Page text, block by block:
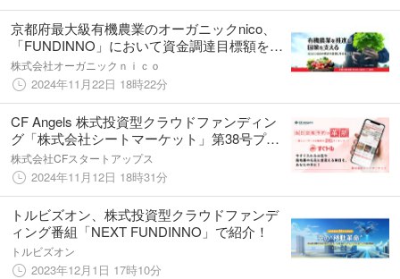
京都府最大級有機農業のオーガニックnico、
「FUNDINNO」において資金調達目標額を達
成し、さらに申込期間を12月6日まで延長！オ
ンライン説明会追加開催決定！
株式会社オーガニックｎｉｃｏ
2024年11月22日 18時22分
CF Angels 株式投資型クラウドファンディン
グ「株式会社シートマーケット」第38号プロ
ジェクトの事前開示スタート 募集開始は11
月15日(金) 9:00を予定
株式会社CFスタートアップス
2024年11月12日 18時31分
トルビズオン、株式投資型クラウドファンデ
ィング番組「NEXT FUNDINNO」で紹介！
トルビズオン
2023年12月1日 17時10分